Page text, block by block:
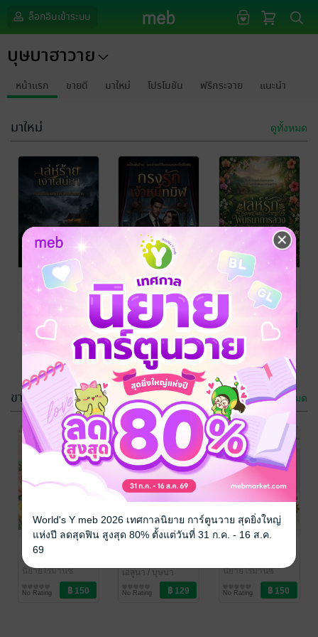
ล็อกอินเข้าระบบ
บุษบาฮาวาย
หน้าแรก ขายดี มาใหม่ โปรโมชัน ฟรีกระจาย แนะนำ
มาใหม่ ดูทั้งหมด
เล่ห์ร้าย เงา
เสน่หา
บุษบาฮาวาย
นิยายโรมานซ์
No Rating
กรงรักเจ้าหนี้
ทมิฬ
บุษบาฮาวาย
นิยายโรมานซ์
1 Rating
เล่ห์รัก
พันธนาการลวง
บุษบาฮาวาย
นิยายรัก
No Rating
บาปรัก รอย
บุษบาฮาวาย
No Rating
จูบฉันสิ...ถ้า
อยากรอด
เอลูนา
/ บุษบา
นิยายรักวัยรุ่น
No Rating
ขายดี ดูทั้งหมด
ม่านดอกรัก
บุษบาฮาวาย
นิยายโรมานซ์
No Rating
เอลูนา / บุษบา
No Rating
นิยายโรมานซ์
No Rating
World's Y meb 2026 เทศกาลนิยาย การ์ตูนวาย สุดยิ่งใหญ่
แห่งปี ลดสุดฟิน สูงสุด 80% ตั้งแต่วันที่ 31 ก.ค. - 16 ส.ค.
69